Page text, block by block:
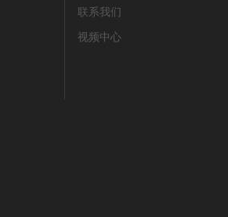
联系我们
视频中心